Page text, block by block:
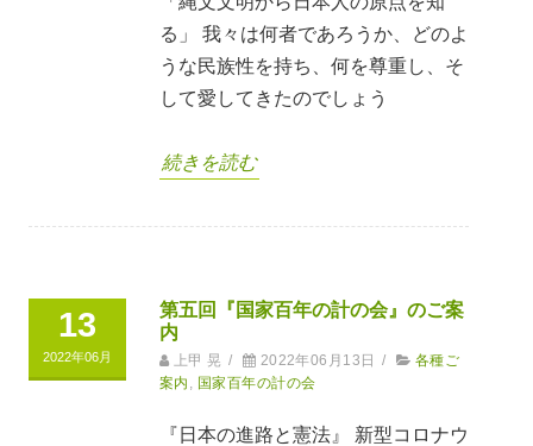
る」 我々は何者であろうか、どのよ
うな民族性を持ち、何を尊重し、そ
して愛してきたのでしょう
続きを読む
13
2022年06月
第五回『国家百年の計の会』のご案
内
上甲 晃 / 2022年06月13日 /
各種ご
案内
国家百年の計の会
『⽇本の進路と憲法』 新型コロナウ